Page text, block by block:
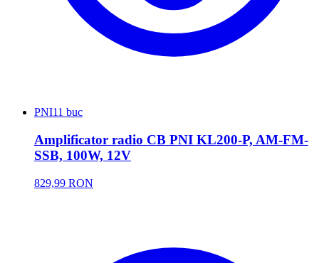
PNI11 buc
Amplificator radio CB PNI KL200-P, AM-FM-
SSB, 100W, 12V
829,99 RON